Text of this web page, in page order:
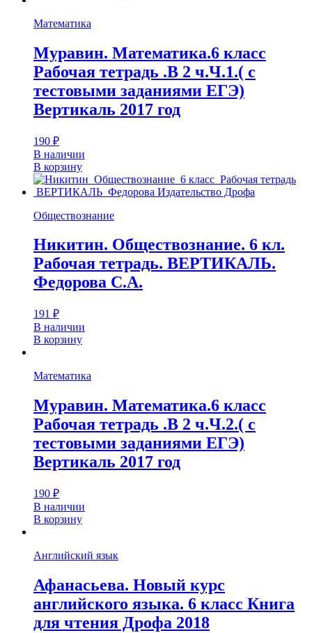
Математика
Муравин. Математика.6 класс
Рабочая тетрадь .В 2 ч.Ч.1.( с
тестовыми заданиями ЕГЭ)
Вертикаль 2017 год
190 ₽
В наличии
В корзину
Обществознание
Никитин. Обществознание. 6 кл.
Рабочая тетрадь. ВЕРТИКАЛЬ.
Федорова С.А.
191 ₽
В наличии
В корзину
Математика
Муравин. Математика.6 класс
Рабочая тетрадь .В 2 ч.Ч.2.( с
тестовыми заданиями ЕГЭ)
Вертикаль 2017 год
190 ₽
В наличии
В корзину
Английский язык
Афанасьева. Новый курс
английского языка. 6 класс Книга
для чтения Дрофа 2018